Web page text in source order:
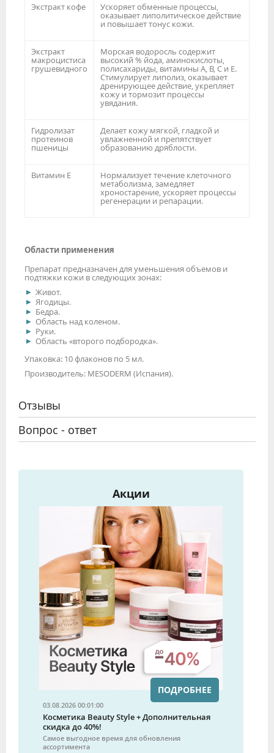
Экстракт кофе Ускоряет обменные процессы,
оказывает липолитическое действие
и повышает тонус кожи.
Экстракт
макроцистиса
грушевидного
Морская водоросль содержит
высокий % йода, аминокислоты,
полисахариды, витамины А, В, С и Е.
Стимулирует липолиз, оказывает
дренирующее действие, укрепляет
кожу и тормозит процессы
увядания.
Гидролизат
протеинов
пшеницы
Делает кожу мягкой, гладкой и
увлажненной и препятствует
образованию дряблости.
Витамин Е Нормализует течение клеточного
метаболизма, замедляет
хроностарение, ускоряет процессы
регенерации и репарации.
Области применения
Препарат предназначен для уменьшения объемов и
подтяжки кожи в следующих зонах:
Живот.
Ягодицы.
Бедра.
Область над коленом.
Руки.
Область «второго подбородка».
Упаковка: 10 флаконов по 5 мл.
Производитель: MESODERM (Испания).
Отзывы
Вопрос - ответ
Акции
03.08.2026 00:01:00
Косметика Beauty Style + Дополнительная
скидка до 40%!
Самое выгодное время для обновления
ассортимента
ПОДРОБНЕЕ